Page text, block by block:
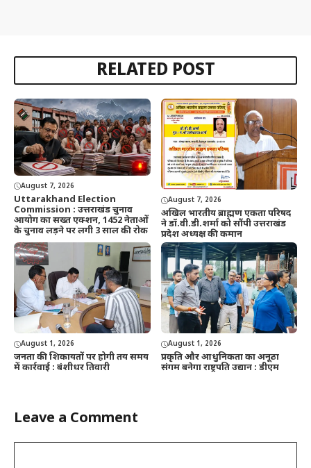
RELATED POST
August 7, 2026
Uttarakhand Election
Commission : उत्तराखंड चुनाव
आयोग का सख्त एक्शन, 1452 नेताओं
के चुनाव लड़ने पर लगी 3 साल की रोक
August 7, 2026
अखिल भारतीय ब्राह्मण एकता परिषद
ने डॉ.वी.डी.शर्मा को सौंपी उत्तराखंड
प्रदेश अध्यक्ष की कमान
August 1, 2026
जनता की शिकायतों पर होगी तय समय
में कार्रवाई : बंशीधर तिवारी
August 1, 2026
प्रकृति और आधुनिकता का अनूठा
संगम बनेगा राष्ट्रपति उद्यान : डीएम
Leave a Comment